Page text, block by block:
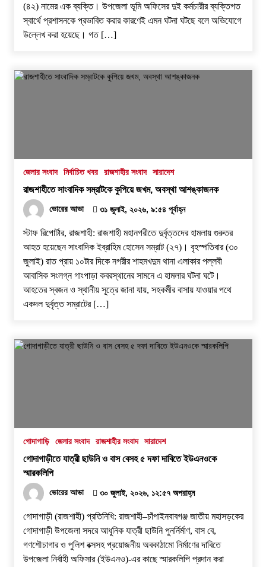
(৪২) নামের এক ব্যক্তি। উপজেলা ভূমি অফিসের দুই কর্মচারীর ব্যক্তিগত
স্বার্থে প্রশাসনকে প্রভাবিত করার কারণেই এমন ঘটনা ঘটছে বলে অভিযোগে
উল্লেখ করা হয়েছে। ​গত […]
জেলার সংবাদ নির্বাচিত খবর রাজশাহীর সংবাদ সারাদেশ
রাজশাহীতে সাংবাদিক সম্রাটকে কুপিয়ে জখম, অবস্থা আশঙ্কাজনক
ভোরের আভা ৩১ জুলাই, ২০২৬, ৯:৫৪ পূর্বাহ্ন
স্টাফ রিপোর্টার, রাজশাহী: রাজশাহী মহানগরীতে দুর্বৃত্তদের হামলায় গুরুতর
আহত হয়েছেন সাংবাদিক ইব্রাহিম হোসেন সম্রাট (২৭)। বৃহস্পতিবার (৩০
জুলাই) রাত প্রায় ১০টার দিকে নগরীর শাহমখদুম থানা এলাকার পল্লবী
আবাসিক সংলগ্ন গাংপাড়া কবরস্থানের সামনে এ হামলার ঘটনা ঘটে।
আহতের স্বজন ও স্থানীয় সূত্রে জানা যায়, সহকর্মীর বাসায় যাওয়ার পথে
একদল দুর্বৃত্ত সম্রাটের […]
গোদাগাড়ি জেলার সংবাদ রাজশাহীর সংবাদ সারাদেশ
গোদাগাড়ীতে যাত্রী ছাউনি ও বাস বেসহ ৫ দফা দাবিতে ইউএনওকে
স্মারকলিপি
ভোরের আভা ৩০ জুলাই, ২০২৬, ১২:৫৭ অপরাহ্ন
গোদাগাড়ী (রাজশাহী) প্রতিনিধি: রাজশাহী–চাঁপাইনবাবগঞ্জ জাতীয় মহাসড়কের
গোদাগাড়ী উপজেলা সদরে আধুনিক যাত্রী ছাউনি পুনর্নির্মাণ, বাস বে,
গণশৌচাগার ও পুলিশ বক্সসহ প্রয়োজনীয় অবকাঠামো নির্মাণের দাবিতে
উপজেলা নির্বাহী অফিসার (ইউএনও)-এর কাছে স্মারকলিপি প্রদান করা